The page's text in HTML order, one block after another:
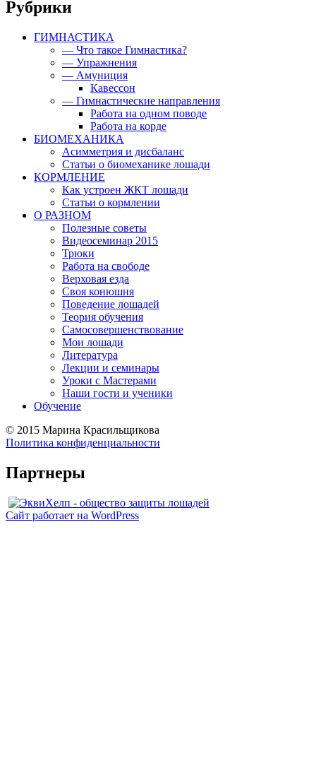
Рубрики
ГИМНАСТИКА
— Что такое Гимнастика?
— Упражнения
— Амуниция
Кавессон
— Гимнастические направления
Работа на одном поводе
Работа на корде
БИОМЕХАНИКА
Асимметрия и дисбаланс
Статьи о биомеханике лошади
КОРМЛЕНИЕ
Как устроен ЖКТ лошади
Статьи о кормлении
О РАЗНОМ
Полезные советы
Видеосеминар 2015
Трюки
Работа на свободе
Верховая езда
Своя конюшня
Поведение лошадей
Теория обучения
Самосовершенствование
Мои лошади
Литература
Лекции и семинары
Уроки с Мастерами
Наши гости и ученики
Обучение
© 2015 Марина Красильщикова
Политика конфиденциальности
Партнеры
Сайт работает на WordPress